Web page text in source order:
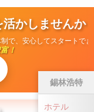
錫林浩特
ホテル